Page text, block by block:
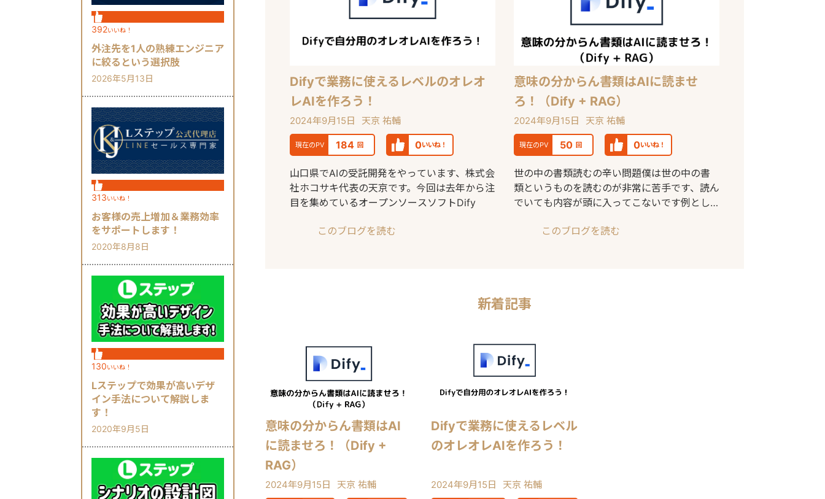
392いいね！
外注先を1人の熟練エンジニア
に絞るという選択肢
2026年5月13日
313いいね！
お客様の売上増加＆業務効率
をサポートします！
2020年8月8日
130いいね！
Lステップで効果が高いデザ
イン手法について解説しま
す！
2020年9月5日
Difyで業務に使えるレベルのオレオ
レAIを作ろう！
2024年9月15日 天京 祐輔
現在のPV 184 回 0いいね！
山口県でAIの受託開発をやっています、株式会
社ホコサキ代表の天京です。今回は去年から注
目を集めているオープンソースソフトDify
このブログを読む
意味の分からん書類はAIに読ませ
ろ！（Dify + RAG）
2024年9月15日 天京 祐輔
現在のPV 50 回 0いいね！
世の中の書類読むの辛い問題僕は世の中の書
類というものを読むのが非常に苦手です、読ん
でいても内容が頭に入ってこないです例とし
このブログを読む
新着記事
意味の分からん書類はAI
に読ませろ！（Dify +
RAG）
2024年9月15日 天京 祐輔
Difyで業務に使えるレベル
のオレオレAIを作ろう！
2024年9月15日 天京 祐輔